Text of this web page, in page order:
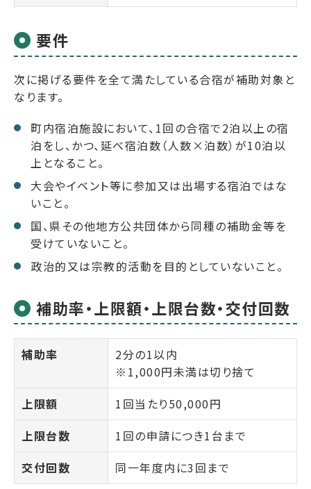
要件
次に掲げる要件を全て満たしている合宿が補助対象と
なります。
町内宿泊施設において、1回の合宿で2泊以上の宿
泊をし、かつ、延べ宿泊数（人数×泊数）が10泊以
上となること。
大会やイベント等に参加又は出場する宿泊ではな
いこと。
国、県その他地方公共団体から同種の補助金等を
受けていないこと。
政治的又は宗教的活動を目的としていないこと。
補助率・上限額・上限台数・交付回数
補助率
2分の1以内
※1,000円未満は切り捨て
上限額
1回当たり50,000円
上限台数
1回の申請につき1台まで
交付回数
同一年度内に3回まで